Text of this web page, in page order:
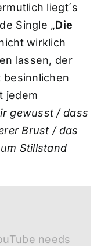
liegt´s
Single „Die
wirklich
lassen, der
besinnlichen
jedem
gewusst / dass
Brust / das
Stillstand
needs